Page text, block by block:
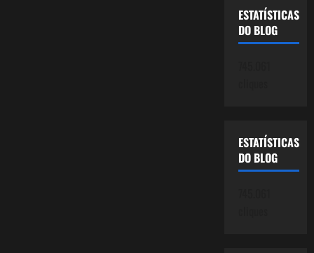
ESTATÍSTICAS
DO BLOG
ESTATÍSTICAS
DO BLOG